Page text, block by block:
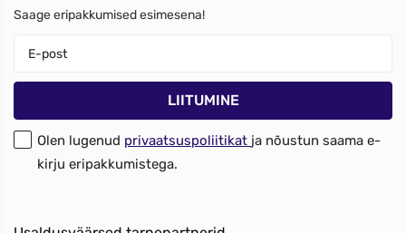
Saage eripakkumised esimesena!
Olen lugenud privaatsuspoliitikat ja nõustun saama e-
kirju eripakkumistega.